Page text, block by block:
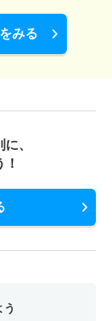
みる
、